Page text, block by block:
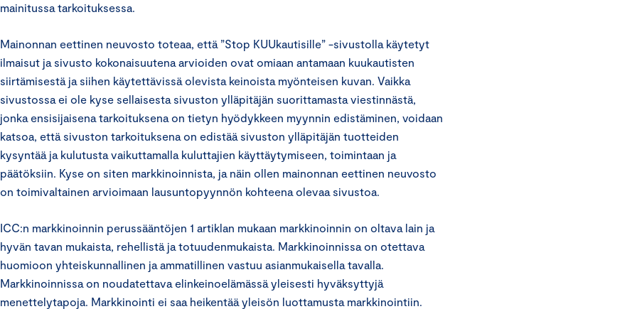
mainitussa tarkoituksessa.
Mainonnan eettinen neuvosto toteaa, että ”Stop KUUkautisille” -sivustolla käytetyt
ilmaisut ja sivusto kokonaisuutena arvioiden ovat omiaan antamaan kuukautisten
siirtämisestä ja siihen käytettävissä olevista keinoista myönteisen kuvan. Vaikka
sivustossa ei ole kyse sellaisesta sivuston ylläpitäjän suorittamasta viestinnästä,
jonka ensisijaisena tarkoituksena on tietyn hyödykkeen myynnin edistäminen, voidaan
katsoa, että sivuston tarkoituksena on edistää sivuston ylläpitäjän tuotteiden
kysyntää ja kulutusta vaikuttamalla kuluttajien käyttäytymiseen, toimintaan ja
päätöksiin. Kyse on siten markkinoinnista, ja näin ollen mainonnan eettinen neuvosto
on toimivaltainen arvioimaan lausuntopyynnön kohteena olevaa sivustoa.
ICC:n markkinoinnin perussääntöjen 1 artiklan mukaan markkinoinnin on oltava lain ja
hyvän tavan mukaista, rehellistä ja totuudenmukaista. Markkinoinnissa on otettava
huomioon yhteiskunnallinen ja ammatillinen vastuu asianmukaisella tavalla.
Markkinoinnissa on noudatettava elinkeinoelämässä yleisesti hyväksyttyjä
menettelytapoja. Markkinointi ei saa heikentää yleisön luottamusta markkinointiin.